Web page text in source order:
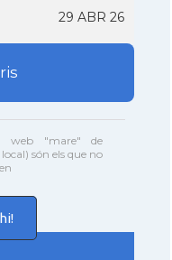
29 ABR 26
web "mare" de
són els que no